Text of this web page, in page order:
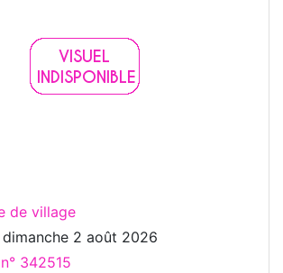
de village
dimanche 2 août 2026
342515